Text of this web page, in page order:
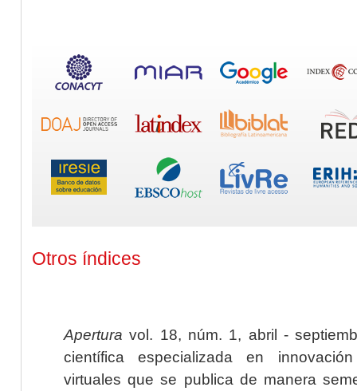
Otros índices
Apertura vol. 18, núm. 1, abril -
científica especializada en
virtuales que se publica de manera